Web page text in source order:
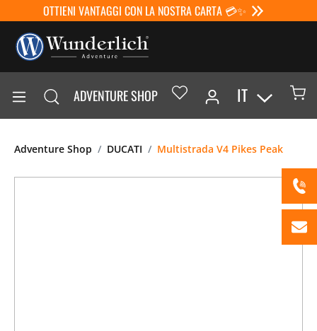
OTTIENI VANTAGGI CON LA NOSTRA CARTA 💳✨
ADVENTURE SHOP IT
Adventure Shop DUCATI Multistrada V4 Pikes Peak